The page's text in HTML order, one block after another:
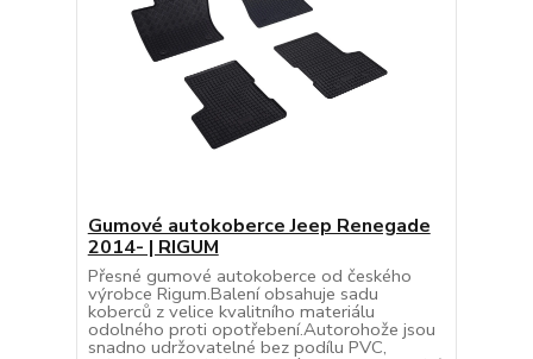
Gumové autokoberce Jeep Renegade
2014- | RIGUM
Přesné gumové autokoberce od českého
výrobce Rigum.Balení obsahuje sadu
koberců z velice kvalitního materiálu
odolného proti opotřebení.Autorohože jsou
snadno udržovatelné bez podílu PVC,